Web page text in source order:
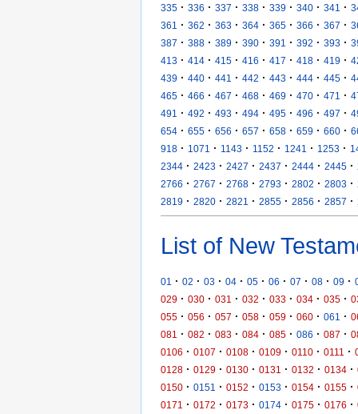
335 · 336 · 337 · 338 · 339 · 340 · 341 ·
361
· 362 · 363 · 364 · 365 · 366 · 367 ·
387 · 388 · 389 · 390 · 391 · 392 · 393 ·
413 · 414 · 415 · 416 · 417 · 418 · 419 ·
439 · 440 · 441 · 442 · 443 · 444 · 445 ·
465 · 466 · 467 · 468 · 469 · 470 · 471 ·
491
· 492 · 493 · 494 · 495 · 496 · 497 ·
654 · 655 · 656 · 657 · 658 · 659 · 660 ·
918 · 1071 · 1143 · 1152 · 1241 · 1253 ·
2344 · 2423 · 2427 · 2437 · 2444 · 2445 ·
2766 · 2767 · 2768 · 2793 · 2802 · 2803 ·
2819 · 2820 · 2821 · 2855 · 2856 · 2857 ·
List of New
01 · 02 · 03 · 04 · 05 · 06 · 07 · 08 · 09 ·
029 · 030 · 031 · 032 · 033 · 034 · 035 ·
055 · 056 · 057 · 058 · 059 · 060 · 061 ·
081
· 082 · 083 · 084 · 085 · 086 · 087 ·
0106 · 0107 · 0108 · 0109 · 0110 · 0111 ·
0128 · 0129 · 0130 · 0131 · 0132 · 0134 ·
0150 · 0151 · 0152 · 0153 · 0154 · 0155 ·
0171
· 0172 · 0173 · 0174 · 0175 · 0176 ·